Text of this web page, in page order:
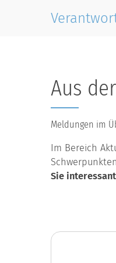
Aus
Meldungen im
Im Bereich
Sie